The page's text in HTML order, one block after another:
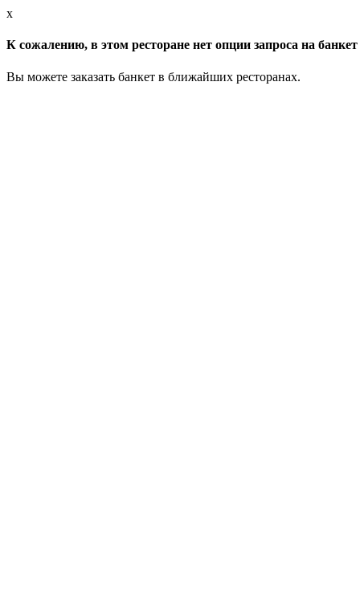
x
К сожалению, в этом ресторане нет опции запроса на
Вы можете заказать банкет в ближайших ресторанах.